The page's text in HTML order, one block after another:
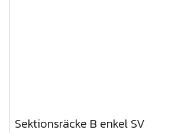
Sektionsräcke B enkel SV